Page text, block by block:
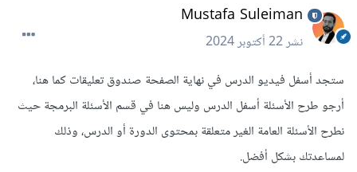
Mustafa Suleiman
نشر22 أكتوبر 2024
ستجد أسفل فيديو الدرس في نهاية الصفحة صندوق تعليقات كما هنا،
أرجو طرح الأسئلة أسفل الدرس وليس هنا في قسم الأسئلة البرمجة حيث
نطرح الأسئلة العامة الغير متعلقة بمحتوى الدورة أو الدرس، وذلك
لمساعدتك بشكل أفضل.